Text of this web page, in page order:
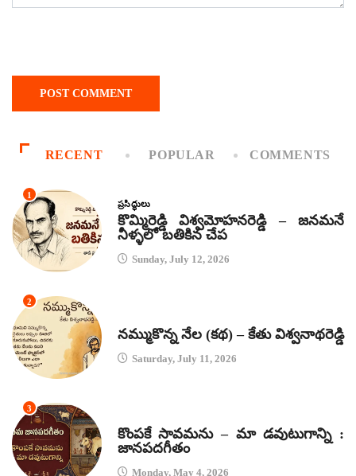
RECENT POPULAR COMMENTS
1
ప్రసిద్ధులు
కొమ్మిరెడ్డి విశ్వమోహనరెడ్డి – జనమనే
నీళ్ళలో బతికిన చేప
Sunday, July 12, 2026
2
నమ్ముకొన్న నేల (కథ) – కేతు విశ్వనాథరెడ్డి
Saturday, July 11, 2026
3
కొంపకే సావమను – మా డవుటుగాన్ని :
జానపదగీతం
Monday, May 4, 2026